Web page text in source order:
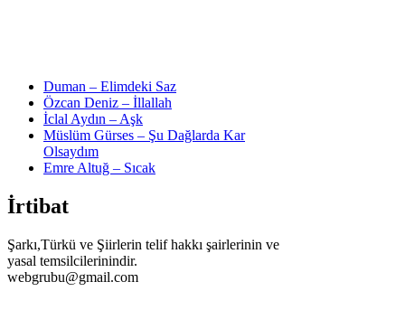
Duman – Elimdeki Saz
Özcan Deniz – İllallah
İclal Aydın – Aşk
Müslüm Gürses – Şu Dağlarda Kar
Olsaydım
Emre Altuğ – Sıcak
İrtibat
Şarkı,Türkü ve Şiirlerin telif hakkı şairlerinin ve
yasal temsilcilerinindir.
webgrubu@gmail.com